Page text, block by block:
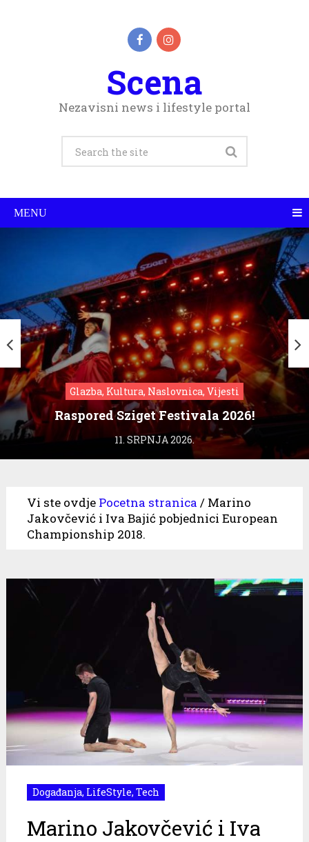
Scena
Nezavisni news i lifestyle portal
MENU
Glazba, Kultura, Naslovnica, Vijesti
Raspored Sziget Festivala 2026!
11. SRPNJA 2026.
Vi ste ovdje Pocetna stranica / Marino
Jakovčević i Iva Bajić pobjednici European
Championship 2018.
Događanja, LifeStyle, Tech
Marino Jakovčević i Iva